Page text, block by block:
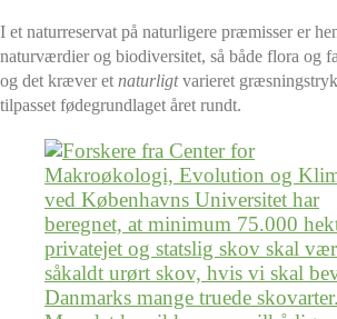
I et naturreservat på naturligere præmisser er
naturværdier og biodiversitet, så både flora og
og det kræver et naturligtvarieret
tilpasset fødegrundlaget året rundt.